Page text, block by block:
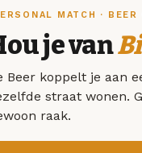
MATCH · BEER
je van
Beer koppelt je aan
straat wonen.
raak.